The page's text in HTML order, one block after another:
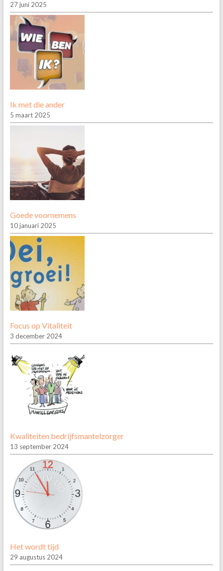
27 juni 2025
Ik met die ander
5 maart 2025
Goede voornemens
10 januari 2025
Focus op Vitaliteit
3 december 2024
Kwaliteiten bedrijfsmantelzorger
13 september 2024
Het wordt tijd
29 augustus 2024